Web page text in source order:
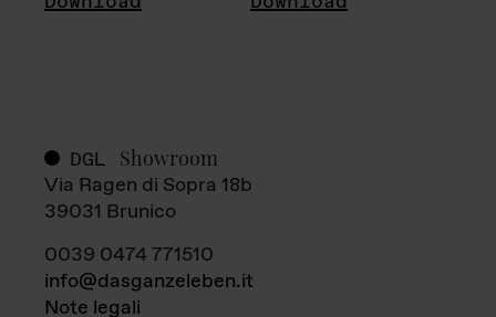
DGL Showroom
Via Ragen di Sopra 18b
39031 Brunico
0039 0474 771510
info@dasganzeleben.it
Note legali